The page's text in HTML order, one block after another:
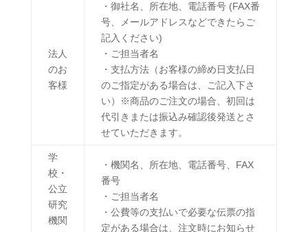
法人
のお
客様
・御社名、所在地、電話番号 (FAX番
号、メールアドレスなどできたらご
記入ください)
・ご担当者名
・支払方法（お客様の締め日支払日
のご指定がある場合は、ご記入下さ
い）※商品のご注文の場合、初回は
代引きまたは振込み確認後発送とさ
せていただきます。
学
校・
公立
研究
機関
・機関名、所在地、電話番号、FAX
番号
・ご担当者名
・公費等の支払いで必要な伝票の指
定がある場合は、注文時にお知らせ